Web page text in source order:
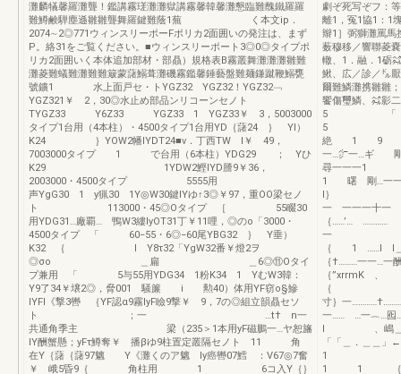
灘麟犠馨羅灘聾！鑑講霧瑳灘灘獄講霧馨韓馨灘懇臨難醜鐵羅羅
難鱒鹸騨塵遜雛雛聾舞羅鍵難蔭1蕪 く本文ip．
2074∼2◎771ウィンスリーポーFポリカ2面囲いの発注は、まず
P。絡31をご覧ください。■ウィンスリーポート3◎0◎タイプポ
リカ2面囲いく本体追加部材・部贔）規格表B霧叢舞灘灘灘雛難
灘菱難蟻難灘難難簸蒙藷鰯葺灘磯霧鑑馨錘藝盤難麺鎌蹴鞭鰯甕
號鑛1 水上面戸セ・トYGZ32 YGZ32！YGZ32﹁
YGZ321￥ 2，30◎水止め部品ンリコーンセノト
TYGZ33 Y6Z33 YGZ33 1 YGZ33￥ 3，5003000
タイプ1台用（4本柱）・4500タイプ1台用YD｛藷24 ｝ Yl）
K24 ｝YOW2幡IYDT24■v．丁西TW l￥ 49，
7003000タイプ 1 で台用（6本柱）YDG29 ； Yひ
K29 1YDW2鰹lYD謄9￥36，
2003000・4500タイプ 5555用
声YgG30 1 y猟30 1Y◎W30鍵lYゆ↑3◎￥97，重OO梁セノ
ト 113000・45◎Oタイプ ［ 55畷30
用YDG31…廠覇… 鴨W3縷lyOT31丁￥11哩，◎のo「3000・
4500タイプ 「 60−55・6◎−60尾YBG32 ｝ Y垂）
K32 ｛ l Y8τ32「YgW32番￥燈2ヲ
◎σo ＿扁 ＿6◎⑪Oタイ
プ兼用 「 5与55用YDG34 1粉K34 1 YむW3韓：
Y9了34￥壌2◎，脅001 騒簾 i 勲40）体用YF窃o§鰺
lYFI《撃3轡 ｛YF認α9霧lyF瞼9撃￥ 9，7の◎組立韻贔セソ
ト ；一 …t† n一
共通角季主 梁（235＞1本用yF磁鵬一…ヤ恕旛
lY酬蟹懸；yFτ鱒奪￥ 播βゆ9柱置定叢隔セノト 11 角
在Y｛藷｛藷97魑 Y《灘くのア魑 ly癌轡07鱈 ：V67◎7奮
￥ 峨5昏9｛ 角柱用 1 6コ入Y｛｝
劇ぞ死写ぞフ：
離1，冤1協1：1
辮1］弼獅灘罵馬
薮穆移／響聯菱
轍、1．融．1砺
鰍、広／診／㌦
爾難鱗灘携雛雛
饗傷璽鱗
5
5
絶 1 9 嗜o
一…㌻一…ギ 剛
尋一
1 曙 剛
l
一 一
｛……’…
一
｛ 1
｛†………一
｛
寸｝一
一…… …
I 、嶋＿
「「＿
1
1 1